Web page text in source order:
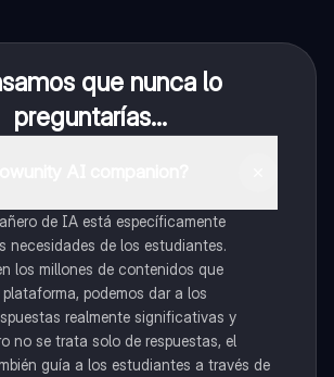
que nunca lo
preguntarías...
de IA está específicamente
necesidades de los estudiantes.
los millones de contenidos que
podemos dar a los
realmente significativas y
no se trata solo de respuestas, el
guía a los estudiantes a través de